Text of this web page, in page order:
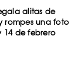
alitas de
rompes una foto
14 de febrero